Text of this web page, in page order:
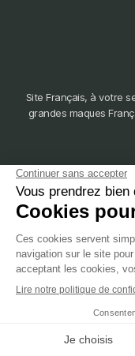
Site Français, à votre
grandes maques
388 Av.
© 2007-